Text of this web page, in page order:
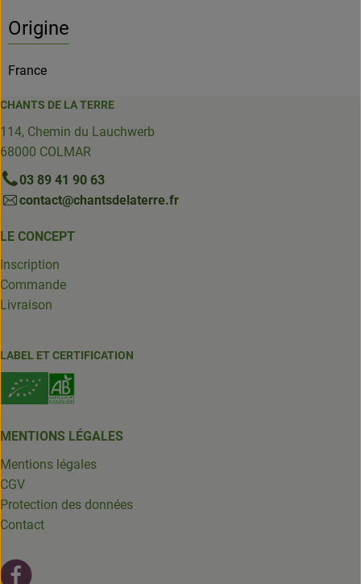
Origine
France
CHANTS DE LA TERRE
114, Chemin du Lauchwerb
68000 COLMAR
03 89 41 90 63
contact@chantsdelaterre.fr
LE CONCEPT
Inscription
Commande
Livraison
LABEL ET CERTIFICATION
MENTIONS LÉGALES
Mentions légales
CGV
Protection des données
Contact